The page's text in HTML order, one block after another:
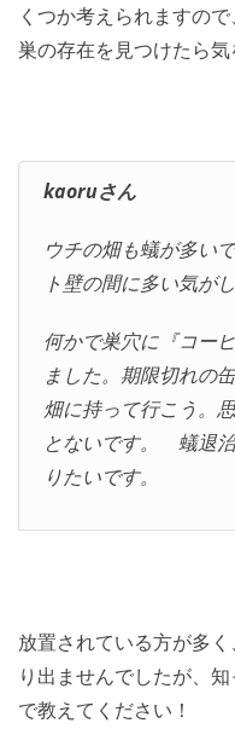
くつか考えられますの
巣の存在を見つけたら気
kaoruさん
ウチの畑も蟻が多い
ト壁の間に多い気がし
何かで巣穴に『コー
ました。期限切れの
畑に持って行こう。
とないです。 蟻退
りたいです。
放置されている方が多
り出ませんでしたが、
で教えてください！